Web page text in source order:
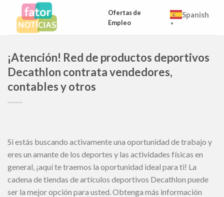
content
Ofertas de
Empleo
Spanish
▼
¡Atención! Red de productos deportivos
Decathlon contrata vendedores,
contables y otros
Si estás buscando activamente una oportunidad de trabajo y
eres un amante de los deportes y las actividades físicas en
general, ¡aquí te traemos la oportunidad ideal para ti! La
cadena de tiendas de artículos deportivos Decathlon puede
ser la mejor opción para usted. Obtenga más información